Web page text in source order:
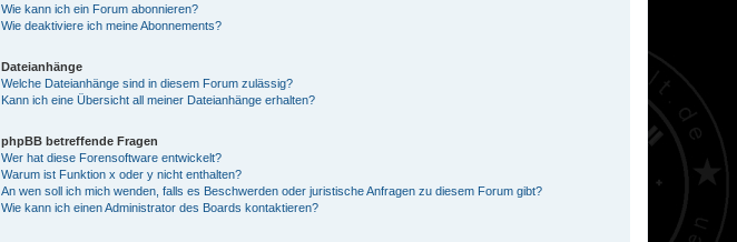
Wie kann ich ein Forum abonnieren?
Wie deaktiviere ich meine Abonnements?
Dateianhänge
Welche Dateianhänge sind in diesem Forum zulässig?
Kann ich eine Übersicht all meiner Dateianhänge erhalten?
phpBB betreffende Fragen
Wer hat diese Forensoftware entwickelt?
Warum ist Funktion x oder y nicht enthalten?
An wen soll ich mich wenden, falls es Beschwerden oder juristische Anfragen zu diesem Forum gibt?
Wie kann ich einen Administrator des Boards kontaktieren?